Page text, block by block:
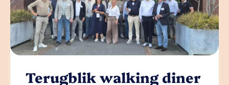
Terugblik walking diner